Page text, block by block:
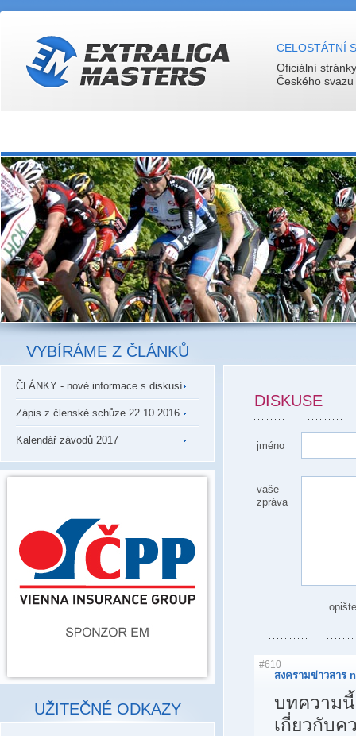
CELOSTÁTNÍ
Oficiální
Českého
VYBÍRÁME Z ČLÁNKŮ
ČLÁNKY - nové informace s diskusí
Zápis z členské schůze 22.10.2016
Kalendář závodů 2017
UŽITEČNÉ ODKAZY
DISKUSE
jméno
vaše
zpráva
#610
สงครามข่าวสาร
บทความ
เกี่ยวกับค